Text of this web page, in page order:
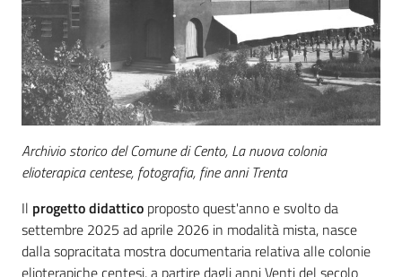
Archivio storico del Comune di Cento, La nuova colonia
elioterapica centese, fotografia, fine anni Trenta
Il progetto didattico proposto quest'anno e svolto da
settembre 2025 ad aprile 2026 in modalità mista, nasce
dalla sopracitata mostra documentaria relativa alle colonie
elioterapiche centesi, a partire dagli anni Venti del secolo